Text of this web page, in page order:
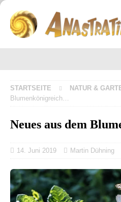
STARTSEITE NATUR &
Blumenkönigreich…
Neues aus dem
14. Juni 2019 Martin Dühning